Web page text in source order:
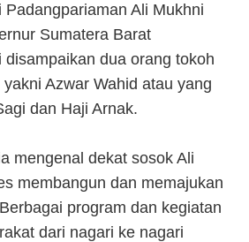
Ali Mukhni
Sumatera Barat
disampaikan dua orang tokoh
Azwar Wahid atau yang
dan Haji Arnak.
mengenal dekat sosok Ali
membangun dan memajukan
program dan kegiatan
dari nagari ke nagari